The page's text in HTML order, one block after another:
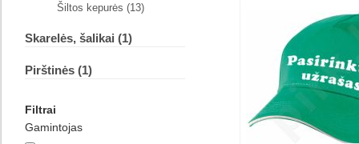
Šiltos kepurės (13)
Skarelės, šalikai (1)
Pirštinės (1)
Filtrai
Gamintojas